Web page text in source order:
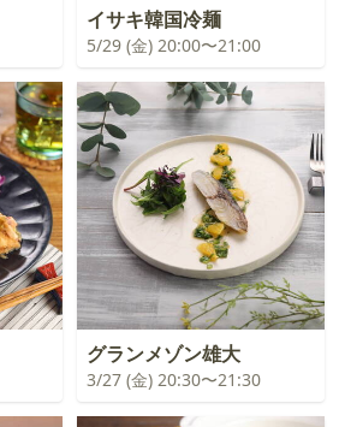
イサキ韓国冷麺
5/29 (金) 20:00〜21:00
グランメゾン雄大
3/27 (金) 20:30〜21:30